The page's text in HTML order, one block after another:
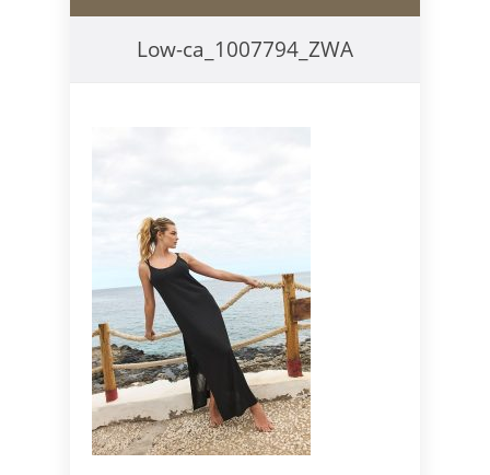
Low-ca_1007794_ZWA